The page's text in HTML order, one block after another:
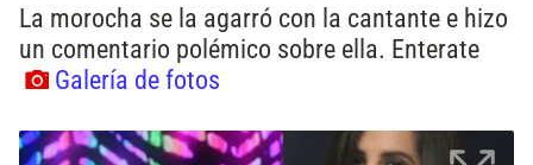
La morocha se la agarró con la cantante e hizo
un comentario polémico sobre ella. Enterate
Galería de fotos